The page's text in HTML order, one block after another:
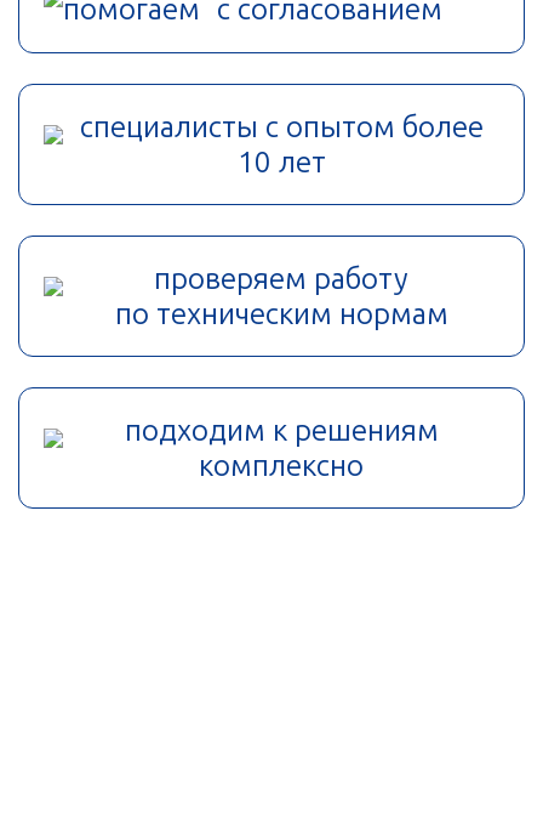
помогаем с согласованием
специалисты с опытом более
10 лет
проверяем работу
по техническим нормам
подходим к решениям
комплексно